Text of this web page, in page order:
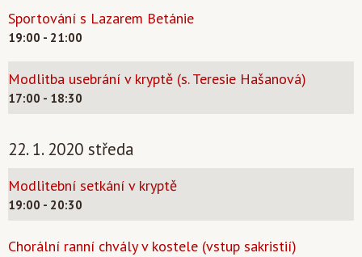
Sportování s Lazarem Betánie
19:00 - 21:00
Modlitba usebrání v kryptě (s. Teresie Hašanová)
17:00 - 18:30
22. 1. 2020 středa
Modlitební setkání v kryptě
19:00 - 20:30
Chorální ranní chvály v kostele (vstup sakristií)